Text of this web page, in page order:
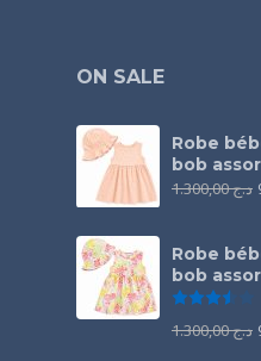
ON SALE
Robe
bob
د.ج1.300,00
Robe
bob
د.ج1.300,00